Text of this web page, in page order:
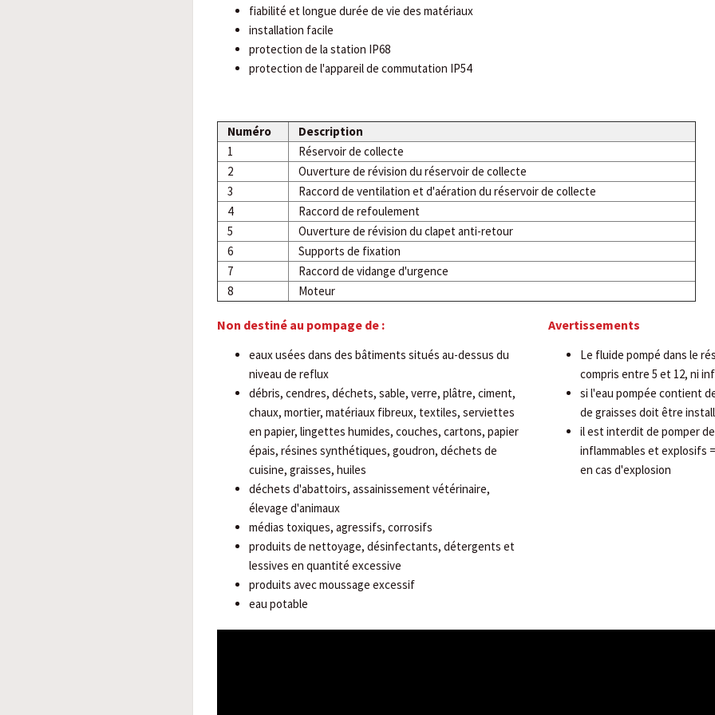
fiabilité et longue durée de vie des matériaux
installation facile
protection de la station IP68
protection de l'appareil de commutation IP54
Numéro
Description
1
Réservoir de collecte
2
Ouverture de révision du réservoir de collecte
3
Raccord de ventilation et d'aération du réservoir de collecte
4
Raccord de refoulement
5
Ouverture de révision du clapet anti-retour
6
Supports de fixation
7
Raccord de vidange d'urgence
8
Moteur
Non destiné au pompage de :
eaux usées dans des bâtiments situés au-dessus du
niveau de reflux
débris, cendres, déchets, sable, verre, plâtre, ciment,
chaux, mortier, matériaux fibreux, textiles, serviettes
en papier, lingettes humides, couches, cartons, papier
épais, résines synthétiques, goudron, déchets de
cuisine, graisses, huiles
déchets d'abattoirs, assainissement vétérinaire,
élevage d'animaux
médias toxiques, agressifs, corrosifs
produits de nettoyage, désinfectants, détergents et
lessives en quantité excessive
produits avec moussage excessif
eau potable
Avertissements
Le fluide pompé dans le
compris entre 5 et 12, ni
si l'eau pompée contient
de graisses doit être
il est interdit de pomper
inflammables et explosifs
en cas d'explosion